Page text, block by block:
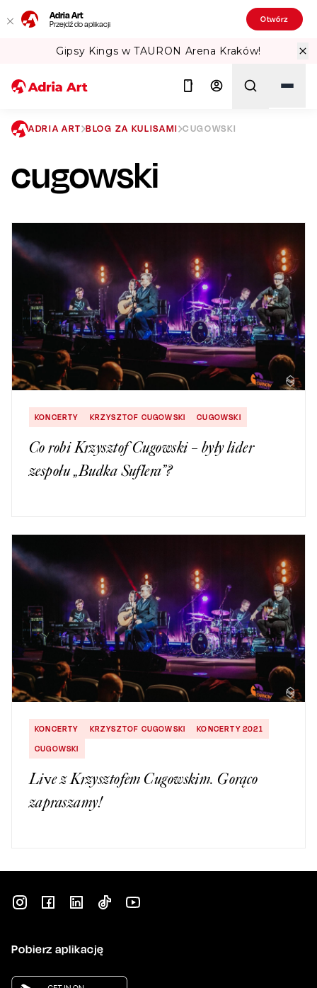
Adria Art
Przejdź do aplikacji Otwórz
Sprawdź Teatralne Lato w PKiN!
Szukaj
ADRIA ART BLOG ZA KULISAMI CUGOWSKI
cugowski
KONCERTY KRZYSZTOF CUGOWSKI CUGOWSKI
Co robi Krzysztof Cugowski – były lider
zespołu „Budka Suflera”?
KONCERTY KRZYSZTOF CUGOWSKI
KONCERTY 2021
CUGOWSKI
Live z Krzysztofem Cugowskim. Gorąco
zapraszamy!
Pobierz aplikację